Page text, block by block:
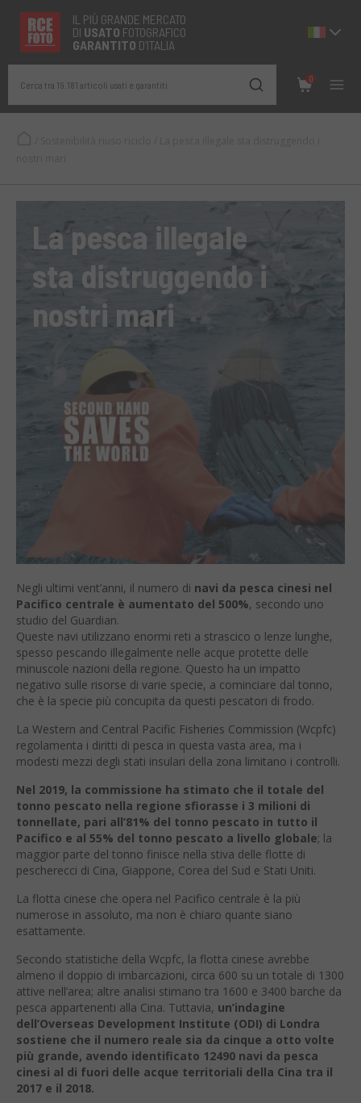
IL PIÙ GRANDE MERCATO
DI USATO FOTOGRAFICO
GARANTITO D’ITALIA
Cerca tra 19.181 articoli usati e garantiti
0
La pesca illegale
sta distruggendo i
nostri mari
Negli ultimi vent’anni, il numero di navi da pesca cinesi nel
Pacifico centrale è aumentato del 500%, secondo uno
studio del Guardian.
Queste navi utilizzano enormi reti a strascico o lenze lunghe,
spesso pescando illegalmente nelle acque protette delle
minuscole nazioni della regione. Questo ha un impatto
negativo sulle risorse di varie specie, a cominciare dal tonno,
che è la specie più concupita da questi pescatori di frodo.
La Western and Central Pacific Fisheries Commission (Wcpfc)
regolamenta i diritti di pesca in questa vasta area, ma i
modesti mezzi degli stati insulari della zona limitano i controlli.
Nel 2019, la commissione ha stimato che il totale del
tonno pescato nella regione sfiorasse i 3 milioni di
tonnellate, pari all’81% del tonno pescato in tutto il
Pacifico e al 55% del tonno pescato a livello globale; la
maggior parte del tonno finisce nella stiva delle flotte di
pescherecci di Cina, Giappone, Corea del Sud e Stati Uniti.
La flotta cinese che opera nel Pacifico centrale è la più
numerose in assoluto, ma non è chiaro quante siano
esattamente.
Secondo statistiche della Wcpfc, la flotta cinese avrebbe
almeno il doppio di imbarcazioni, circa 600 su un totale di 1300
attive nell’area; altre analisi stimano tra 1600 e 3400 barche da
pesca appartenenti alla Cina. Tuttavia, un’indagine
dell’Overseas Development Institute (ODI) di Londra
sostiene che il numero reale sia da cinque a otto volte
più grande, avendo identificato 12490 navi da pesca
cinesi al di fuori delle acque territoriali della Cina tra il
2017 e il 2018.